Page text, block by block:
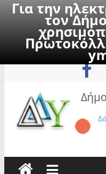
Για την
τον
to